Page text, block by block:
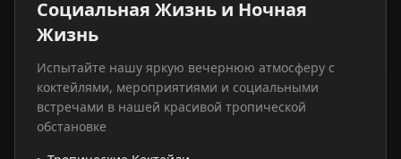
Социальная Жизнь и Ночная
Жизнь
Испытайте нашу яркую вечернюю атмосферу с
коктейлями, мероприятиями и социальными
встречами в нашей красивой тропической
обстановке